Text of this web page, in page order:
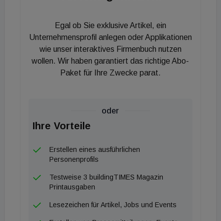
abgerissen, aufgebaut und aufgestockt – über
20.000 Kubikmeter Material ausgehoben, rund
28.000 Kubikmeter Beton und 3.000 Tonnen Stahl
verbaut. Auch 2.000 Meter Leitungen für die
Dachentwässerung und 3.500 Meter für die
dabei auf ein Alu-Verbundrohrsystem, das flexibel
und zugleich formstabil, druck- und
korrosionsbeständig ist, sich für alle
Wasserqualitäten eignet und den
unterschiedlichsten Anforderungen eines
Stadionbaus gerecht wird.
Egal ob Sie exklusive Artikel, ein
Unternehmensprofil anlegen oder Applikationen
wie unser interaktives Firmenbuch nutzen
wollen. Wir haben garantiert das richtige Abo-
Paket für Ihre Zwecke parat.
oder
Ihre Vorteile
Erstellen eines ausführlichen
Personenprofils
Testweise 3 buildingTIMES Magazin
Printausgaben
Lesezeichen für Artikel, Jobs und Events